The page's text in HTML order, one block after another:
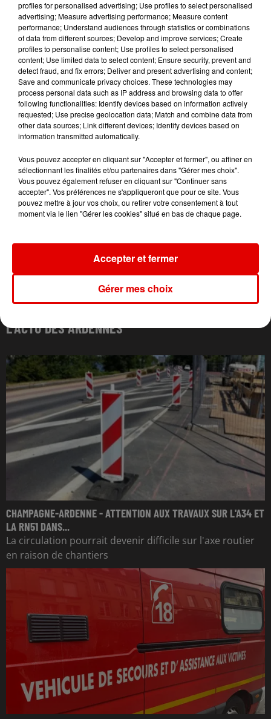
TRACY CHAPMAN
Talking About A
Revolution
CHARLES DORE
Famille Ou Pas
Famille
TEMPER CITY
Self Aware
L'ACTU DES ARDENNES
CHAMPAGNE-ARDENNE - ATTENTION AUX TRAVAUX SUR L'A34 ET
LA RN51 DANS...
La circulation pourrait devenir difficile sur l'axe routier
en raison de chantiers
profiles for personalised advertising; Use profiles to select personalised
advertising; Measure advertising performance; Measure content
performance; Understand audiences through statistics or combinations
of data from different sources; Develop and improve services; Create
profiles to personalise content; Use profiles to select personalised
content; Use limited data to select content; Ensure security, prevent and
detect fraud, and fix errors; Deliver and present advertising and content;
Save and communicate privacy choices. These technologies may
process personal data such as IP address and browsing data to offer
following functionalities: Identify devices based on information actively
requested; Use precise geolocation data; Match and combine data from
other data sources; Link different devices; Identify devices based on
information transmitted automatically.
Vous pouvez accepter en cliquant sur "Accepter et fermer", ou affiner en
sélectionnant les finalités et/ou partenaires dans "Gérer mes choix".
Vous pouvez également refuser en cliquant sur "Continuer sans
accepter". Vos préférences ne s'appliqueront que pour ce site. Vous
pouvez mettre à jour vos choix, ou retirer votre consentement à tout
moment via le lien "Gérer les cookies" situé en bas de chaque page.
Gérer mes choix
Accepter et fermer